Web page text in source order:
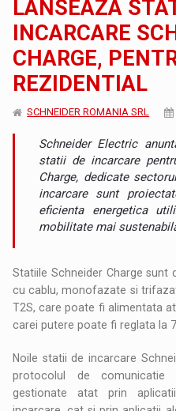
LANSEAZA
INCARCARE
CHARGE,
REZIDENTIAL
SCHNEIDER ROMANIA SRL
Schneider Electric
statii de incarcare
Charge, dedicate
incarcare sunt
eficienta energetica
mobilitate mai
Statiile Schneider Charge sunt
cu cablu, monofazate si
T2S, care poate fi alimentata
carei putere poate fi reglata la
Noile statii de incarcare
protocolul de
gestionate atat prin